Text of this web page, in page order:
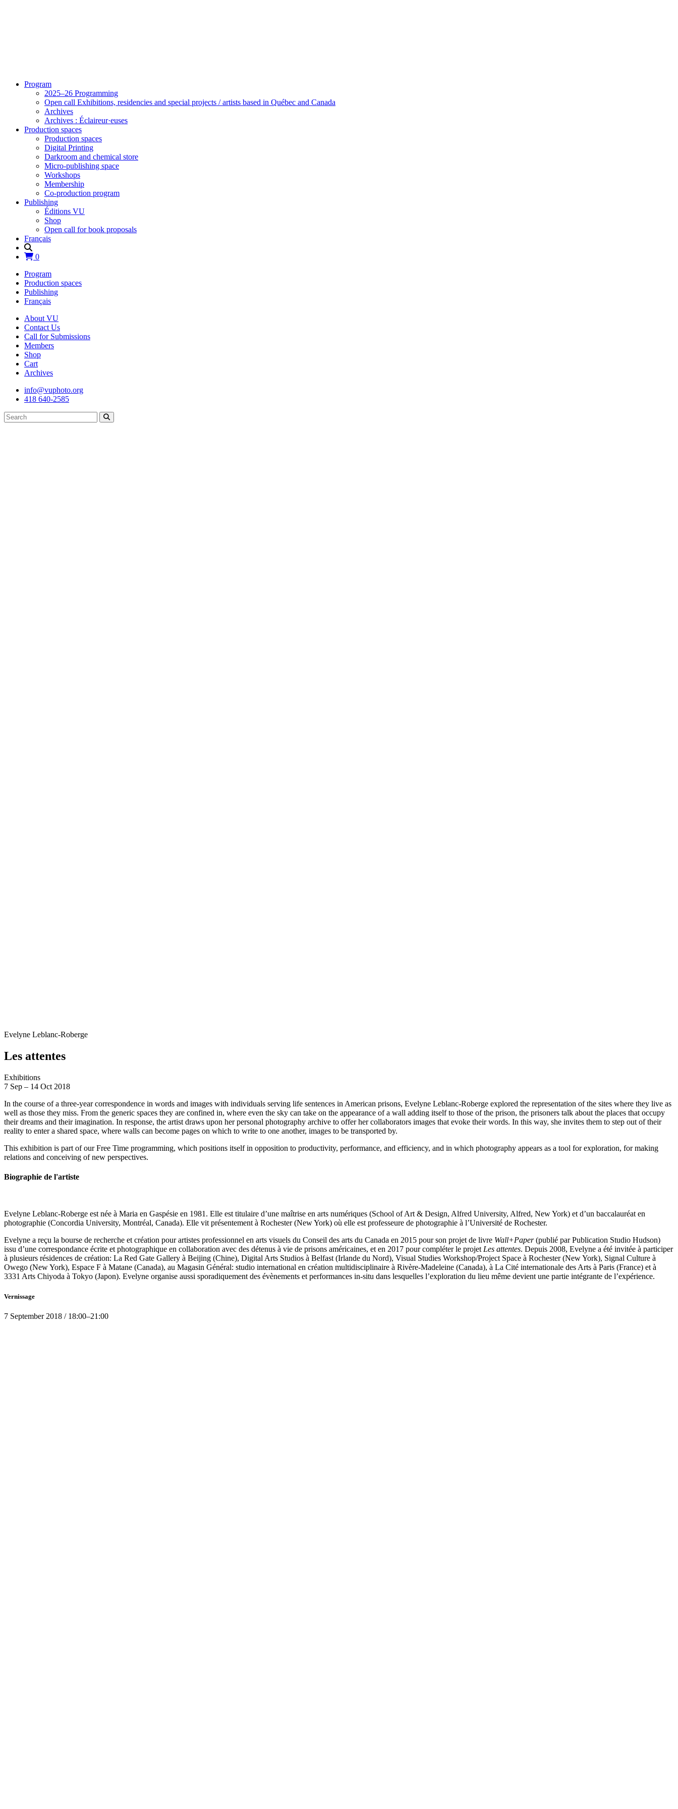
Program
2025–26 Programming
Open call Exhibitions, residencies and special projects / artists based in Québec and Canada
Archives
Archives : Éclaireur·euses
Production spaces
Production spaces
Digital Printing
Darkroom and chemical store
Micro-publishing space
Workshops
Membership
Co-production program
Publishing
Éditions VU
Shop
Open call for book proposals
Français
0
Program
Production spaces
Publishing
Français
About VU
Contact Us
Call for Submissions
Members
Shop
Cart
Archives
info@vuphoto.org
418 640-2585
Evelyne Leblanc-Roberge
Les attentes
Exhibitions
7 Sep – 14 Oct 2018
In the course of a three-year correspondence in words and images with individuals serving life sentences in American prisons, Evelyne Leblanc-Roberge explored the representation of the sites where they live as
well as those they miss. From the generic spaces they are confined in, where even the sky can take on the appearance of a wall adding itself to those of the prison, the prisoners talk about the places that occupy
their dreams and their imagination. In response, the artist draws upon her personal photography archive to offer her collaborators images that evoke their words. In this way, she invites them to step out of their
reality to enter a shared space, where walls can become pages on which to write to one another, images to be transported by.
This exhibition is part of our Free Time programming, which positions itself in opposition to productivity, performance, and efficiency, and in which photography appears as a tool for exploration, for making
relations and conceiving of new perspectives.
Biographie de l'artiste
Evelyne Leblanc-Roberge est née à Maria en Gaspésie en 1981. Elle est titulaire d’une maîtrise en arts numériques (School of Art & Design, Alfred University, Alfred, New York) et d’un baccalauréat en
photographie (Concordia University, Montréal, Canada). Elle vit présentement à Rochester (New York) où elle est professeure de photographie à l’Université de Rochester.
Evelyne a reçu la bourse de recherche et création pour artistes professionnel en arts visuels du Conseil des arts du Canada en 2015 pour son projet de livre Wall+Paper(publié par Publication Studio Hudson)
issu d’une correspondance écrite et photographique en collaboration avec des détenus à vie de prisons américaines, et en 2017 pour compléter le projet Les attentes. Depuis 2008, Evelyne a été invitée à participer
à plusieurs résidences de création: La Red Gate Gallery à Beijing (Chine), Digital Arts Studios à Belfast (Irlande du Nord), Visual Studies Workshop/Project Space à Rochester (New York), Signal Culture à
Owego (New York), Espace F à Matane (Canada), au Magasin Général: studio international en création multidisciplinaire à Rivère-Madeleine (Canada), à La Cité internationale des Arts à Paris (France) et à
3331 Arts Chiyoda à Tokyo (Japon). Evelyne organise aussi sporadiquement des évènements et performances in-situ dans lesquelles l’exploration du lieu même devient une partie intégrante de l’expérience.
Vernissage
7 September 2018 / 18:00–21:00